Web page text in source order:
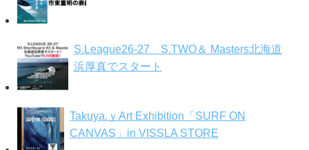
S.League26-27 S.TWO＆ Masters北海道
浜厚真でスタート
Takuya.ｙArt Exhibition「SURF ON
CANVAS」in VISSLA STORE